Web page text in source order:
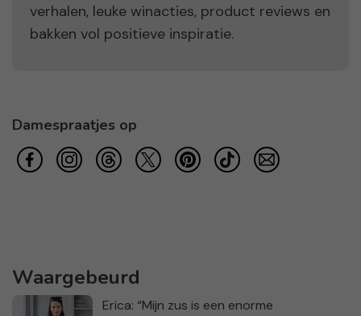
verhalen, leuke winacties, product reviews en
bakken vol positieve inspiratie.
Damespraatjes op
Waargebeurd
Erica: “Mijn zus is een enorme